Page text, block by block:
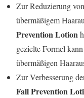
Zur Reduzierung
übermäßigem
Prevention Lotion
gezielte Formel
übermäßigen
Zur Verbesserung
Fall Prevention